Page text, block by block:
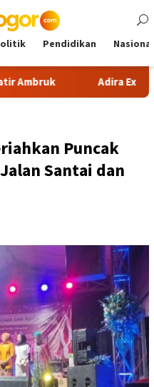
Pendidikan Nasional
Adira Expo Merdeka
Puncak
Santai dan